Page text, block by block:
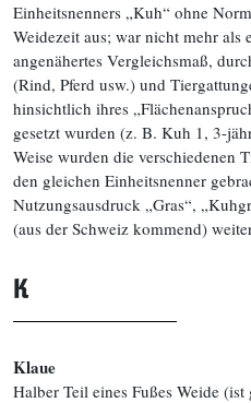
Einheitsnenners „Kuh“ ohne
Weidezeit aus; war nicht mehr als
angenähertes Vergleichsmaß,
(Rind, Pferd usw.) und
hinsichtlich ihres
gesetzt wurden (z. B. Kuh 1, 3-
Weise wurden die verschiedenen
den gleichen Einheitsnenner
Nutzungsausdruck „Gras“,
(aus der Schweiz kommend)
K
Klaue
Halber Teil eines Fußes Weide